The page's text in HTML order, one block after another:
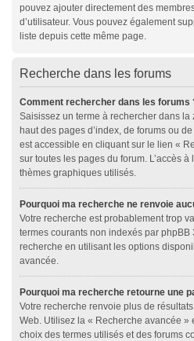
pouvez ajouter directement des
d’utilisateur. Vous pouvez également
liste depuis cette même page.
Recherche dans les forums
Comment rechercher dans les forums
Saisissez un terme à rechercher dans
haut des pages d’index, de forums ou
est accessible en cliquant sur le lien «
sur toutes les pages du forum. L’accès
thèmes graphiques utilisés.
Pourquoi ma recherche ne renvoie
Votre recherche est probablement trop
termes courants non indexés par phpBB
recherche en utilisant les options
avancée.
Pourquoi ma recherche retourne une
Votre recherche renvoie plus de
Web. Utilisez la « Recherche avancée »
choix des termes utilisés et des forums